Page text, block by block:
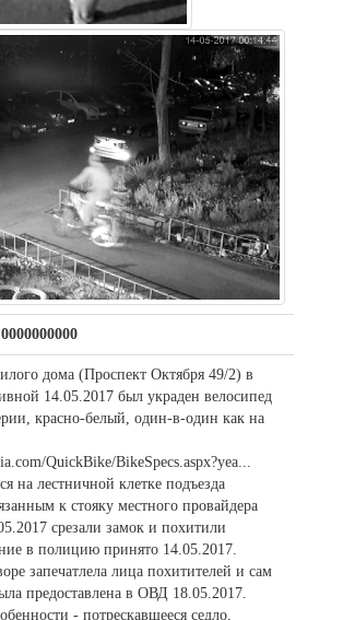
0000000000
дома (Проспект Октября 49/2) в
14.05.2017 был украден велосипед
красно-белый, один-в-один как на
QuickBike/BikeSpecs.aspx?yea...
на лестничной клетке подъезда
к стояку местного провайдера
срезали замок и похитили
в полицию принято 14.05.2017.
запечатлела лица похитителей и сам
предоставлена в ОВД 18.05.2017.
- потрескавшееся седло,